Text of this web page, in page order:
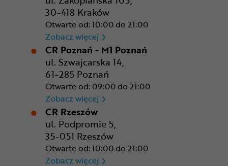
30-418 Kraków
Otwarte od: 10:00 do 21:00
Zobacz więcej CR Kraków - Solvay Park
CR Poznań - M1 Poznań
ul. Szwajcarska 14,
61-285 Poznań
Otwarte od: 09:00 do 21:00
Zobacz więcej CR Poznań - M1 Poznań
CR Rzeszów
ul. Podpromie 5,
35-051 Rzeszów
Otwarte od: 10:00 do 21:00
Zobacz więcej CR Rzeszów